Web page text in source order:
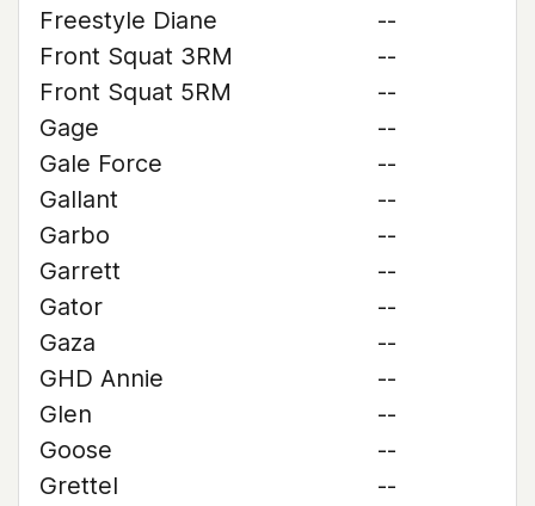
Freestyle Diane
--
Front Squat 3RM
--
Front Squat 5RM
--
Gage
--
Gale Force
--
Gallant
--
Garbo
--
Garrett
--
Gator
--
Gaza
--
GHD Annie
--
Glen
--
Goose
--
Grettel
--